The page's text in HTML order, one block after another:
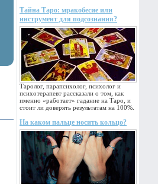
Тайна Таро: мракобесие или
инструмент для подсознания?
Таролог, парапсихолог, психолог и
психотерапевт рассказали о том, как
именно «работает» гадание на Таро, и
стоит ли доверять результатам на 100%.
На каком пальце носить кольцо?